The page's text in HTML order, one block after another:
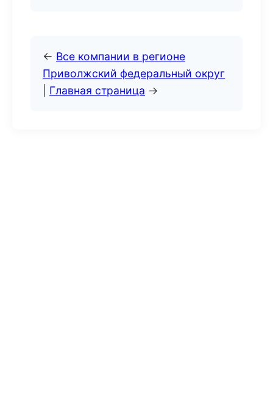
← Все компании в регионе
Приволжский федеральный округ
Главная страница →